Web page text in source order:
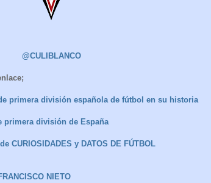
@CULIBLANCO
primera división española de fútbol en su historia
división de España
CURIOSIDADES y DATOS DE FÚTBOL
NIETO